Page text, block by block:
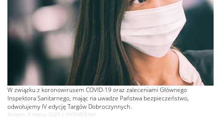
W związku z koronowirusem COVID-19 oraz zaleceniami Głównego
Inspektora Sanitarnego, mając na uwadze Państwa bezpieczeństwo,
odwołujemy IV edycję Targów Dobroczynnych.
Dodano: 9 marca, 2020 | WYDARZENIA